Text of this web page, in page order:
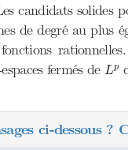
candidats
de degré au
fermés de Lp
Lp
ci-dessous